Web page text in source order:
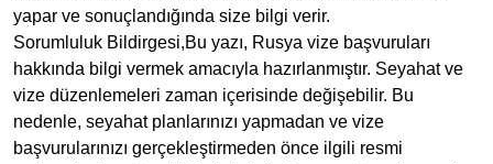
yapar ve sonuçlandığında size bilgi verir.
Sorumluluk Bildirgesi,Bu yazı, Rusya vize başvuruları
hakkında bilgi vermek amacıyla hazırlanmıştır. Seyahat ve
vize düzenlemeleri zaman içerisinde değişebilir. Bu
nedenle, seyahat planlarınızı yapmadan ve vize
başvurularınızı gerçekleştirmeden önce ilgili resmi